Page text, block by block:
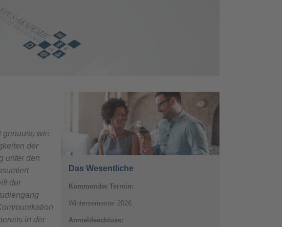
genauso wie
der
unter den
der
in der
Das Wesentliche
Kommender Termin:
Wintersemester 2026
Anmeldeschluss: